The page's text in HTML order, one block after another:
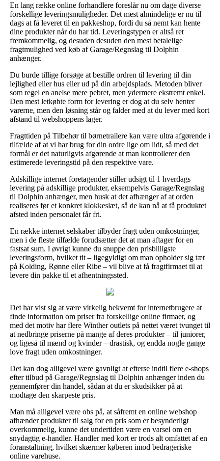
En lang række online forhandlere foreslår nu om dage diverse
forskellige leveringsmuligheder. Det mest almindelige er nu til
dags at få leveret til en pakkeshop, fordi du så nemt kan hente
dine produkter når du har tid. Leveringstypen er altså ret
fremkommelig, og desuden desuden den mest betalelige
fragtmulighed ved køb af Garage/Regnslag til Dolphin
anhænger.
Du burde tillige forsøge at bestille ordren til levering til din
lejlighed eller hus eller ud på din arbejdsplads. Metoden bliver
som regel en anelse mere pebret, men ydermere ekstremt enkel.
Den mest letkøbte form for levering er dog at du selv henter
varerne, men den løsning står og falder med at du lever med kort
afstand til webshoppens lager.
Fragttiden på Tilbehør til børnetrailere kan være ultra afgørende i
tilfælde af at vi har brug for din ordre lige om lidt, så med det
formål er det naturligvis afgørende at man kontrollerer den
estimerede leveringstid på den respektive vare.
Adskillige internet foretagender stiller udsigt til 1 hverdags
levering på adskillige produkter, eksempelvis Garage/Regnslag
til Dolphin anhænger, men husk at det afhænger af at orden
realiseres før et konkret klokkeslæt, så de kan nå at få produktet
afsted inden personalet får fri.
En række internet selskaber tilbyder fragt uden omkostninger,
men i de fleste tilfælde forudsætter det at man aftager for en
fastsat sum. I øvrigt kunne du snuppe den prisbilligste
leveringsform, hvilket tit – ligegyldigt om man opholder sig tæt
på Kolding, Rønne eller Ribe – vil blive at få fragtfirmaet til at
levere din pakke til et afhentningssted.
Det har vist sig at være virkelig bekvemt for internetbrugere at
finde information om priser fra forskellige online firmaer, og
med det motiv har flere Winther outlets på nettet været tvunget til
at nedbringe priserne på mange af deres produkter – til juniorer,
og ligeså til mænd og kvinder – drastisk, og endda nogle gange
love fragt uden omkostninger.
Det kan dog alligevel være gavnligt at efterse indtil flere e-shops
efter tilbud på Garage/Regnslag til Dolphin anhænger inden du
gennemfører din handel, sådan at du er skudsikker på at
modtage den skarpeste pris.
Man må alligevel være obs på, at såfremt en online webshop
afhænder produkter til salg for en pris som er besynderligt
overkommelig, kunne det undertiden være en varsel om en
snydagtig e-handler. Handler med kort er trods alt omfattet af en
foranstaltning, hvilket skærmer køberen imod bedrageriske
online varehuse.